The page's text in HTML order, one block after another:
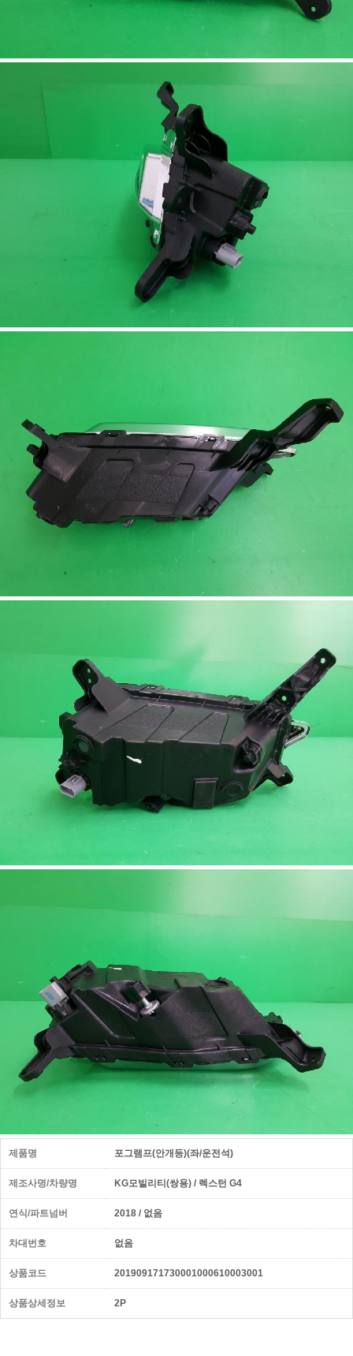
제품명 포그램프(안개등)(좌/운전석)
제조사명/차량명 KG모빌리티(쌍용) / 렉스턴 G4
연식/파트넘버 2018 / 없음
차대번호 없음
상품코드 201909171730001000610003001
상품상세정보 2P